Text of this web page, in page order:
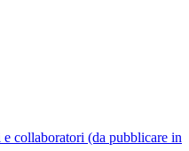
e collaboratori (da pubblicare in